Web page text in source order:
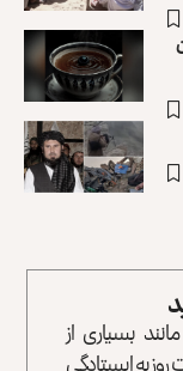
بسیاری از